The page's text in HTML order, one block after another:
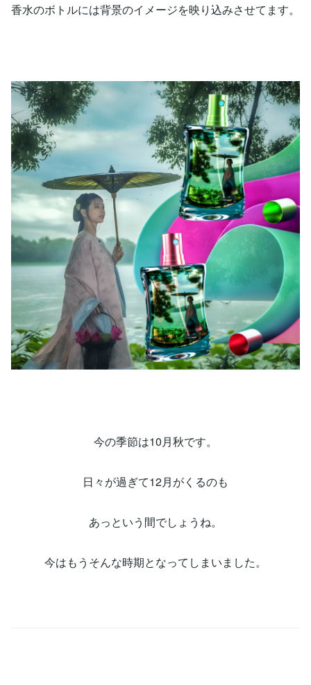
香水のボトルには背景のイメージを映り込みさせてます。
今の季節は10月秋です。
日々が過ぎて12月がくるのも
あっという間でしょうね。
今はもうそんな時期となってしまいました。